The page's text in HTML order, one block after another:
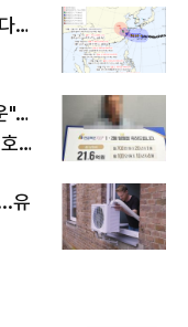
…
"…
조
유